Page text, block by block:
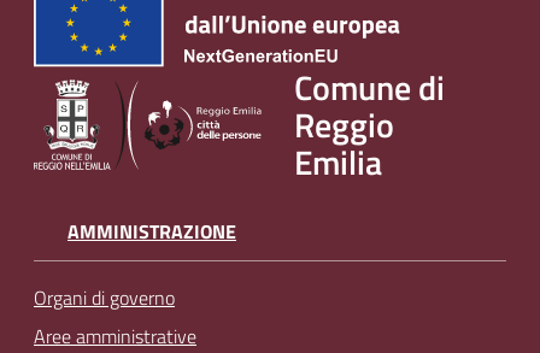
Comune di
Reggio
Emilia
AMMINISTRAZIONE
Organi di governo
Aree amministrative